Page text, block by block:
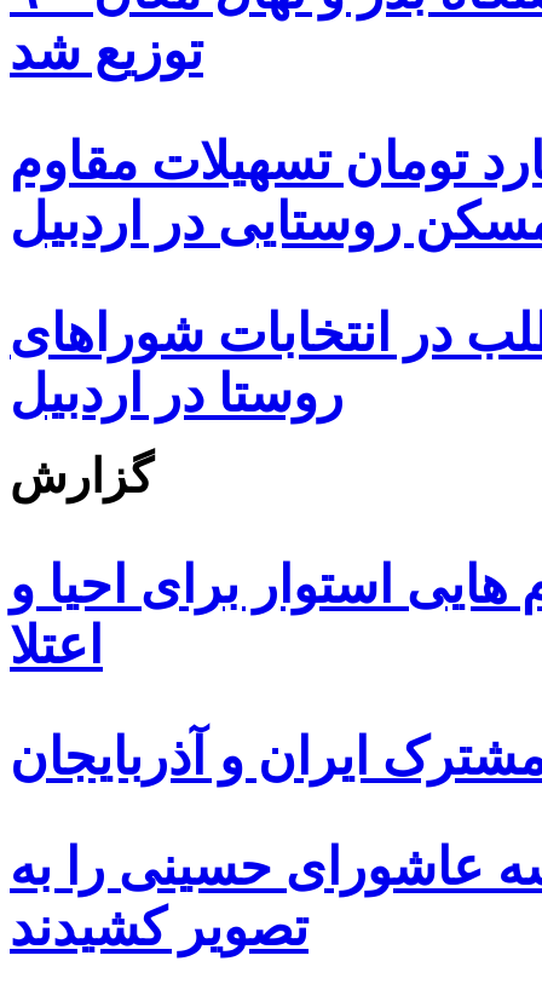
توزیع شد
هزار و ۴۸۰ میلیارد تومان تسهیلات مقاوم
روستایی در اردبیل
از ۵۰۰۰ داوطلب در انتخابات شوراهای
روستا در اردبیل
گزارش
استوار برای احیا و
اعتلا
ایران و آذربایجان
عاشورای حسینی را به
تصویر کشیدند